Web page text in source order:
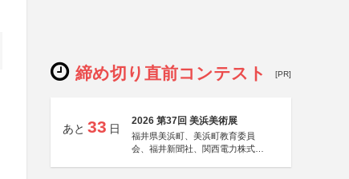
締め切り直前コンテスト [PR]
あと 33 日
2026 第37回 美浜美術展
福井県美浜町、美浜町教育委員
会、福井新聞社、関西電力株式会